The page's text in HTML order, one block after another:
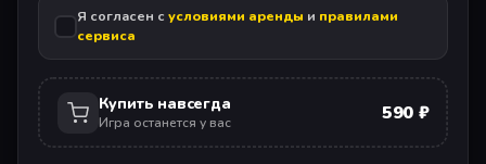
Я согласен с условиями аренды и правилами
сервиса
Купить навсегда
Игра останется у вас 590 ₽